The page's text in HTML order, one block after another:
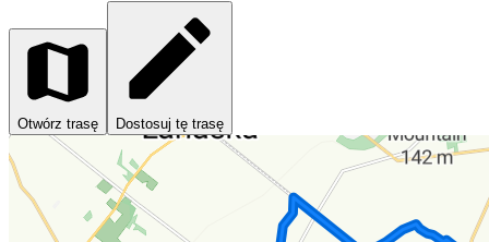
Otwórz trasę Dostosuj tę trasę